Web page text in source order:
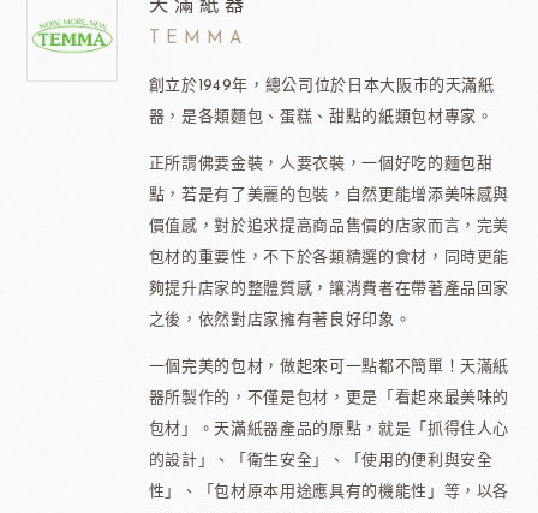
天滿紙器
TEMMA
創立於1949年，總公司位於日本大阪市的天滿紙
器，是各類麵包、蛋糕、甜點的紙類包材專家。
正所謂佛要金裝，人要衣裝，一個好吃的麵包甜
點，若是有了美麗的包裝，自然更能增添美味感與
價值感，對於追求提高商品售價的店家而言，完美
包材的重要性，不下於各類精選的食材，同時更能
夠提升店家的整體質感，讓消費者在帶著產品回家
之後，依然對店家擁有著良好印象。
一個完美的包材，做起來可一點都不簡單！天滿紙
器所製作的，不僅是包材，更是「看起來最美味的
包材」。天滿紙器產品的原點，就是「抓得住人心
的設計」、「衛生安全」、「使用的便利與安全
性」、「包材原本用途應具有的機能性」等，以各